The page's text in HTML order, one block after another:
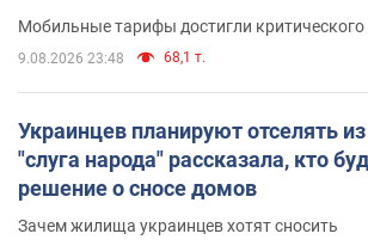
Мобильные тарифы достигли критического
9.08.2026 23:48 68,1 т.
Украинцев планируют отселять
"слуга народа" рассказала, кто
решение о сносе домов
Зачем жилища украинцев хотят сносить